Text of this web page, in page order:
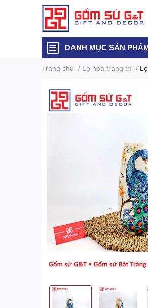
DANH MỤC SẢN
Trang chủ / Lọ hoa trang trí /